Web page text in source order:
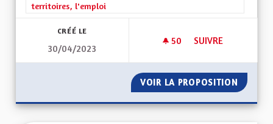
territoires, l'emploi
CRÉÉ LE
30/04/2023
50 50 ABONNÉS
SUIVRE
VOIR LA PROPOSITION